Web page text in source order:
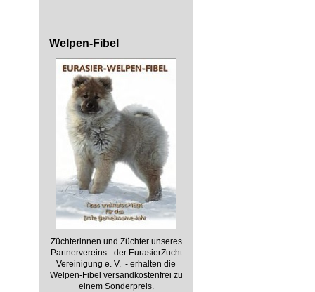
Welpen-Fibel
Züchterinnen und Züchter unseres
Partnervereins - der EurasierZucht
Vereinigung e. V. - erhalten die
Welpen-Fibel versandkostenfrei zu
einem Sonderpreis.